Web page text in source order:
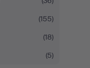
(155)
(18)
(5)